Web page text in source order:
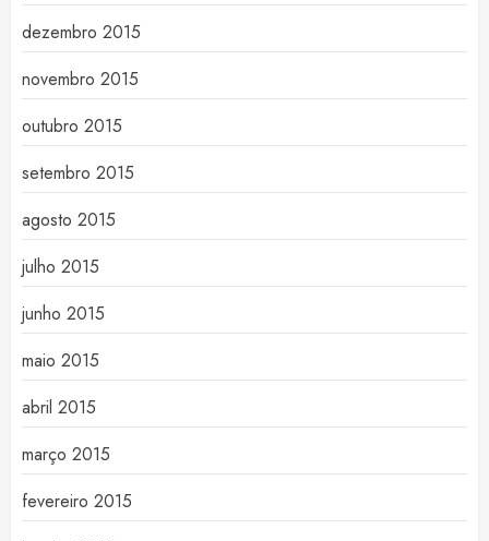
dezembro 2015
novembro 2015
outubro 2015
setembro 2015
agosto 2015
julho 2015
junho 2015
maio 2015
abril 2015
março 2015
fevereiro 2015